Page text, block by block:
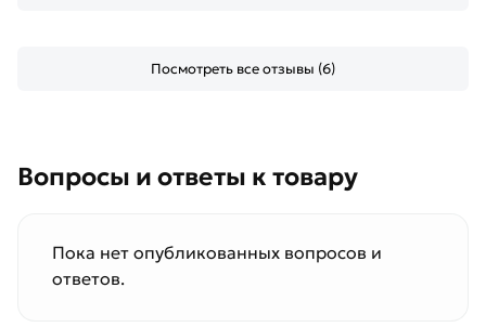
Посмотреть все отзывы (6)
Вопросы и ответы к товару
Пока нет опубликованных вопросов и
ответов.